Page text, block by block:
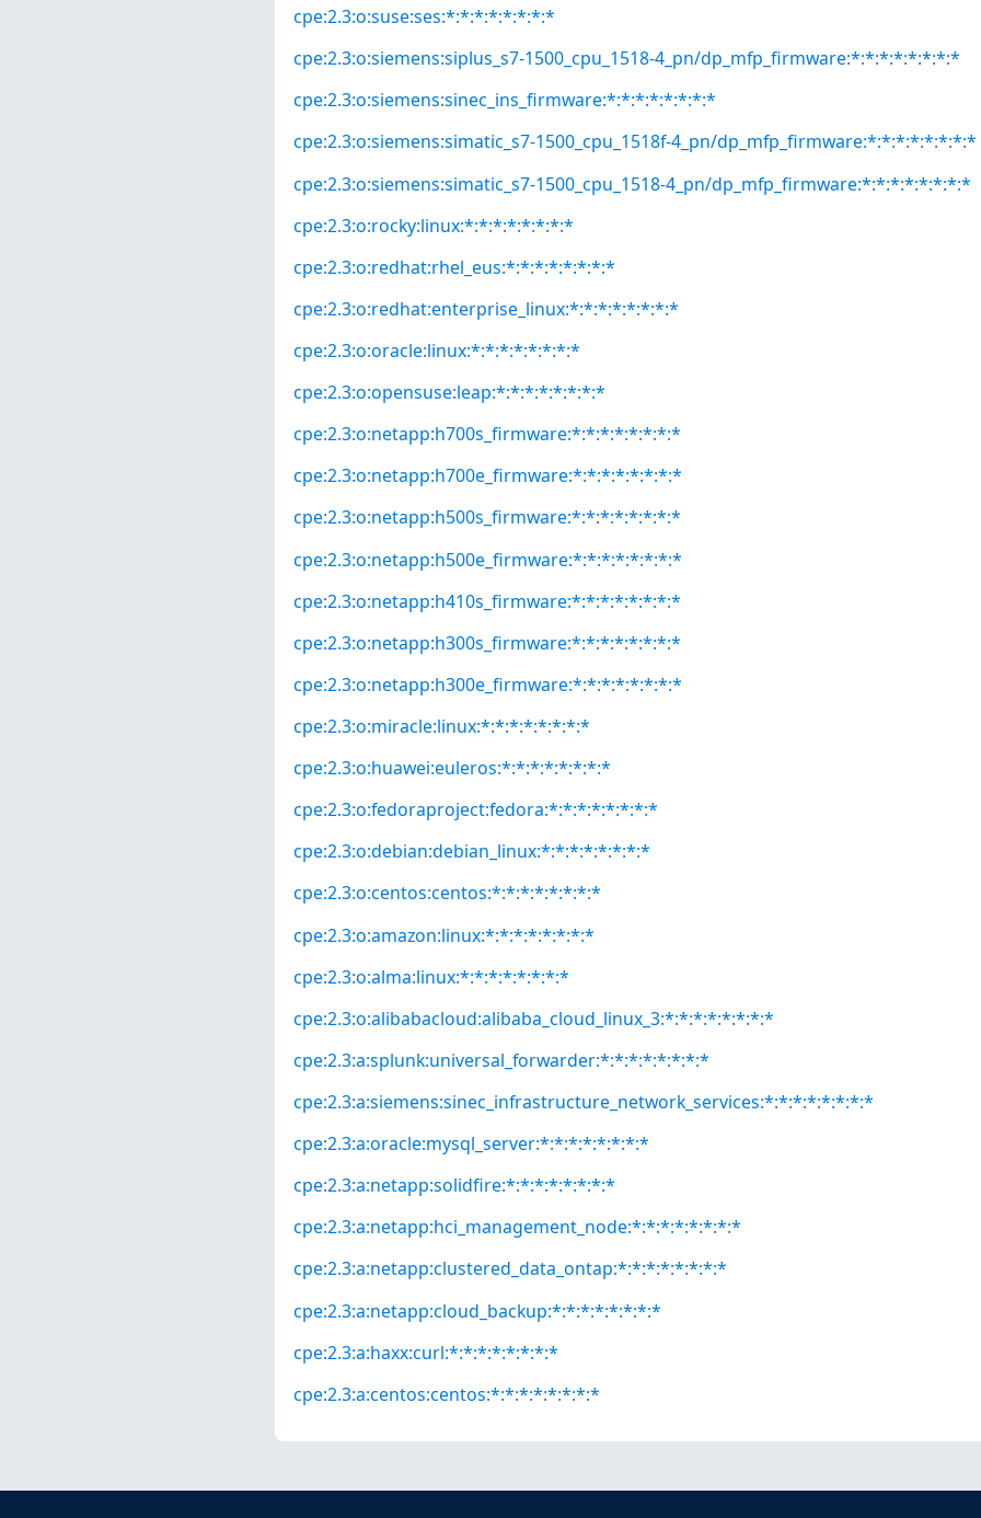
cpe:2.3:o:suse:ses:*:*:*:*:*:*:*:*
cpe:2.3:o:siemens:siplus_s7-1500_cpu_1518-4_pn/dp_mfp_firmware:*:*:*:*:*:*:*:*
cpe:2.3:o:siemens:sinec_ins_firmware:*:*:*:*:*:*:*:*
cpe:2.3:o:siemens:simatic_s7-1500_cpu_1518f-4_pn/dp_mfp_firmware:*:*:*:*:*:*:*:*
cpe:2.3:o:siemens:simatic_s7-1500_cpu_1518-4_pn/dp_mfp_firmware:*:*:*:*:*:*:*:*
cpe:2.3:o:rocky:linux:*:*:*:*:*:*:*:*
cpe:2.3:o:redhat:rhel_eus:*:*:*:*:*:*:*:*
cpe:2.3:o:redhat:enterprise_linux:*:*:*:*:*:*:*:*
cpe:2.3:o:oracle:linux:*:*:*:*:*:*:*:*
cpe:2.3:o:opensuse:leap:*:*:*:*:*:*:*:*
cpe:2.3:o:netapp:h700s_firmware:*:*:*:*:*:*:*:*
cpe:2.3:o:netapp:h700e_firmware:*:*:*:*:*:*:*:*
cpe:2.3:o:netapp:h500s_firmware:*:*:*:*:*:*:*:*
cpe:2.3:o:netapp:h500e_firmware:*:*:*:*:*:*:*:*
cpe:2.3:o:netapp:h410s_firmware:*:*:*:*:*:*:*:*
cpe:2.3:o:netapp:h300s_firmware:*:*:*:*:*:*:*:*
cpe:2.3:o:netapp:h300e_firmware:*:*:*:*:*:*:*:*
cpe:2.3:o:miracle:linux:*:*:*:*:*:*:*:*
cpe:2.3:o:huawei:euleros:*:*:*:*:*:*:*:*
cpe:2.3:o:fedoraproject:fedora:*:*:*:*:*:*:*:*
cpe:2.3:o:debian:debian_linux:*:*:*:*:*:*:*:*
cpe:2.3:o:centos:centos:*:*:*:*:*:*:*:*
cpe:2.3:o:amazon:linux:*:*:*:*:*:*:*:*
cpe:2.3:o:alma:linux:*:*:*:*:*:*:*:*
cpe:2.3:o:alibabacloud:alibaba_cloud_linux_3:*:*:*:*:*:*:*:*
cpe:2.3:a:splunk:universal_forwarder:*:*:*:*:*:*:*:*
cpe:2.3:a:siemens:sinec_infrastructure_network_services:*:*:*:*:*:*:*:*
cpe:2.3:a:oracle:mysql_server:*:*:*:*:*:*:*:*
cpe:2.3:a:netapp:solidfire:*:*:*:*:*:*:*:*
cpe:2.3:a:netapp:hci_management_node:*:*:*:*:*:*:*:*
cpe:2.3:a:netapp:clustered_data_ontap:*:*:*:*:*:*:*:*
cpe:2.3:a:netapp:cloud_backup:*:*:*:*:*:*:*:*
cpe:2.3:a:haxx:curl:*:*:*:*:*:*:*:*
cpe:2.3:a:centos:centos:*:*:*:*:*:*:*:*